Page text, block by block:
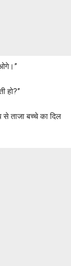
हो?”
ताजा बच्चे का दिल